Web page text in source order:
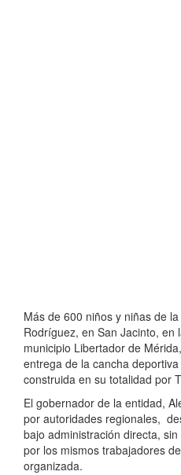
Más de 600 niños y niñas de
Rodríguez, en San Jacinto, en
municipio Libertador de
entrega de la cancha
construida en su totalidad por
El gobernador de la entidad,
por autoridades regionales,
bajo administración directa,
por los mismos trabajadores
organizada.